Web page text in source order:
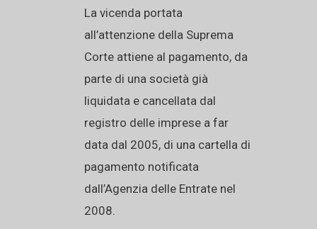
La vicenda portata
all’attenzione della Suprema
Corte attiene al pagamento, da
parte di una società già
liquidata e cancellata dal
registro delle imprese a far
data dal 2005, di una cartella di
pagamento notificata
dall’Agenzia delle Entrate nel
2008.